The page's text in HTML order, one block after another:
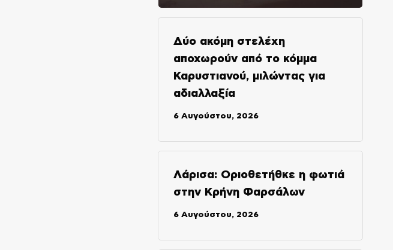
Δύο ακόμη στελέχη
αποχωρούν από το κόμμα
Καρυστιανού, μιλώντας για
αδιαλλαξία
6 Αυγούστου, 2026
Λάρισα: Οριοθετήθκε η φωτιά
στην Κρήνη Φαρσάλων
6 Αυγούστου, 2026